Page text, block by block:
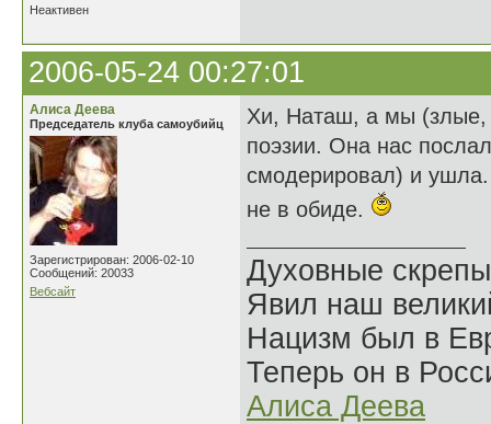
Неактивен
2006-05-24 00:27:01
Алиса Деева
Председатель клуба самоубийц
Зарегистрирован: 2006-02-10
Сообщений: 20033
Вебсайт
Хи, Наташ, а мы (злые,
поэзии. Она нас
смодерировал) и
не в обиде.
Духовные
Явил наш
Нацизм был в
Теперь он в
Алиса Деева